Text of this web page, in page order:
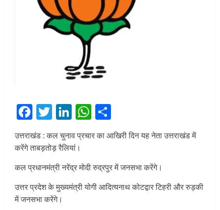
Facebook
Twitter
LinkedIn
WhatsApp
उत्तराखंड : कल चुनाव प्रचार का आखिरी दिन यह नेता उत्तराखंड में
करेंगे ताबड़तोड़ रैलियां।
कल प्रधानमंत्री नरेंद्र मोदी रुद्रपुर में जनसभा करेंगे।
उत्तर प्रदेश के मुख्यमंत्री योगी आदित्यनाथ कोटद्वार टिहरी और रुड़की
में जनसभा करेंगे।